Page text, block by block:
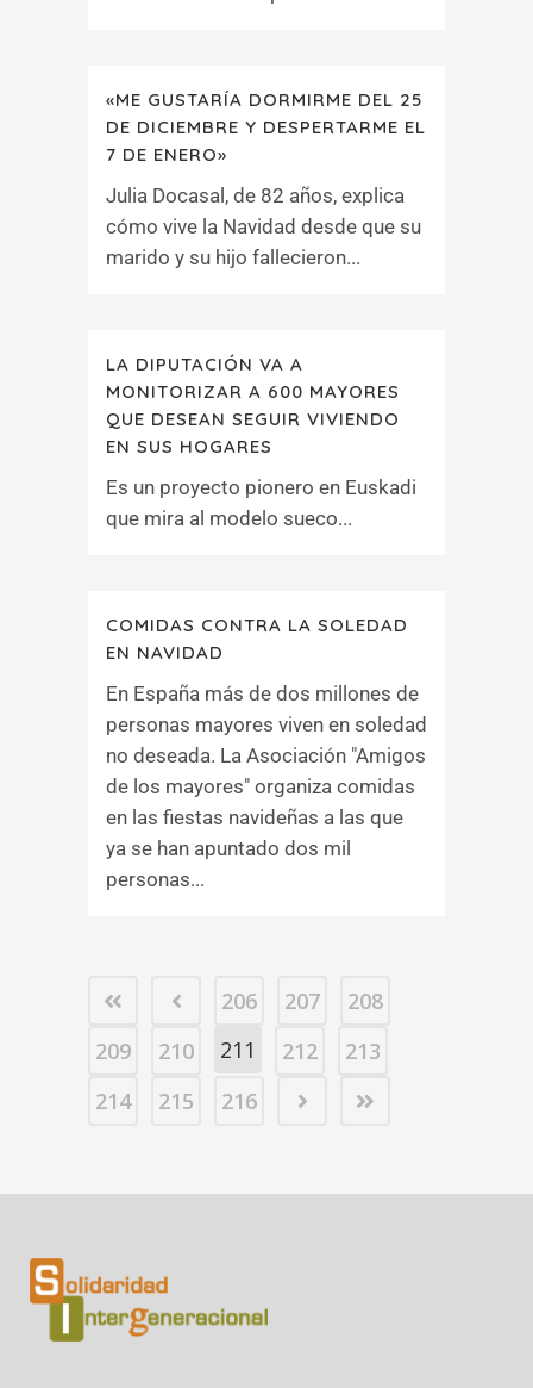
«ME GUSTARÍA DORMIRME DEL 25
DE DICIEMBRE Y DESPERTARME EL
7 DE ENERO»
Julia Docasal, de 82 años, explica
cómo vive la Navidad desde que su
marido y su hijo fallecieron...
LA DIPUTACIÓN VA A
MONITORIZAR A 600 MAYORES
QUE DESEAN SEGUIR VIVIENDO
EN SUS HOGARES
Es un proyecto pionero en Euskadi
que mira al modelo sueco...
COMIDAS CONTRA LA SOLEDAD
EN NAVIDAD
En España más de dos millones de
personas mayores viven en soledad
no deseada. La Asociación "Amigos
de los mayores" organiza comidas
en las fiestas navideñas a las que
ya se han apuntado dos mil
personas...
206 207
208
209
210 211 212
213
214
215 216